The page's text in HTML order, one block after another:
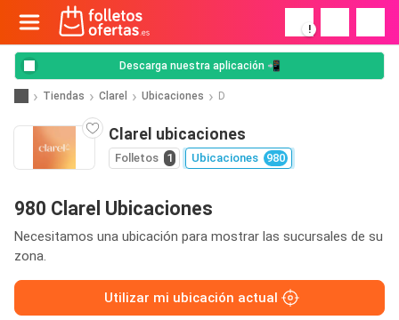
!
Descarga nuestra aplicación 📲
Tiendas Clarel Ubicaciones D
Clarel ubicaciones
Folletos 1 Ubicaciones 980
980 Clarel Ubicaciones
Necesitamos una ubicación para mostrar las sucursales de su
zona.
Utilizar mi ubicación actual